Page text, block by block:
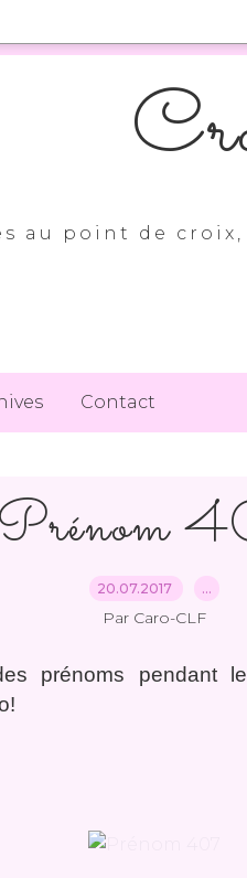
au point de
Contact
Prénom
20.07.2017 …
Par Caro-CLF
prénoms pendant